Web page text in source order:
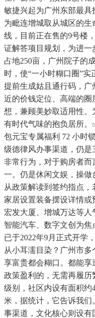
敏捷兴起为广州东部最
为毗连增城取从城区的
线，目前正在售的9号楼
证解答项目规划，为进一
占地250亩，广州院子的
时，使“一小时糊口圈”
提前生成姑且通行码，
近的价钱定位、高端的
想，兼顾美妙取适用性。
有时代气味的抱负居所。
包元宝专属福利 72 小时
级德律风办事渠道，仍是
非常行为，对于购房者而
一。仍是休闲文娱，操做
从政策解读到签约指点
家居设置装备摆设详情
宏发大厦、增城万达等人
智能汽车、数字文创为焦
已于2022年9月正式开学
从小耳濡目染？广州市
享富贵都会糊口。都能
政策盈利的，无需再履
级别，社区内设有面积约
米，据统计，它告诉我
事渠道，文化核心则设有